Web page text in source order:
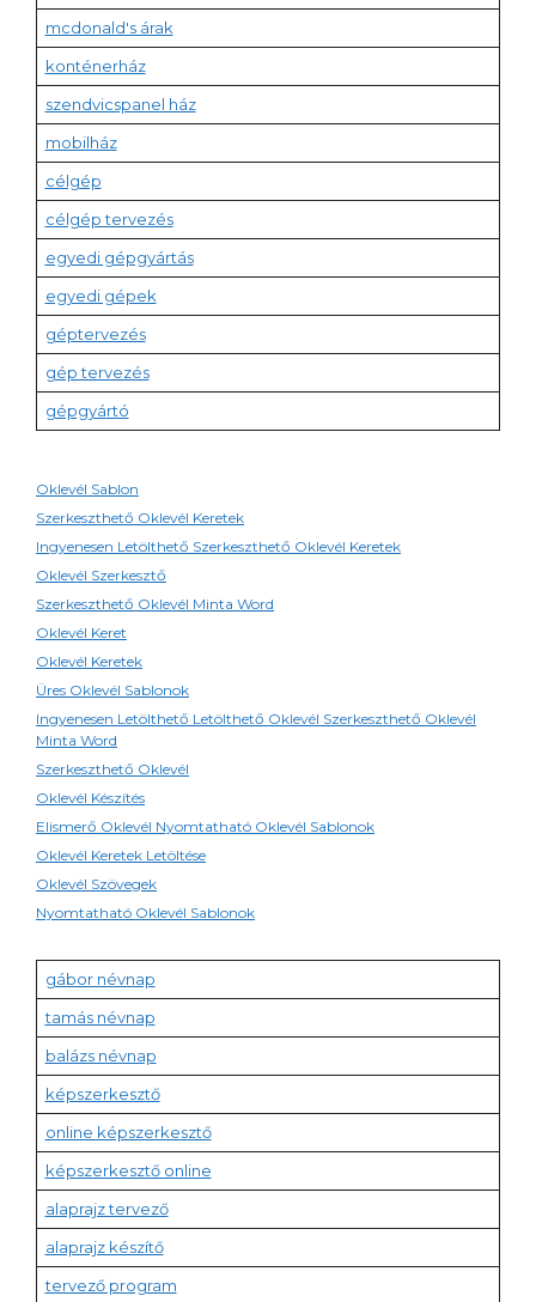
mcdonald's árak
konténerház
szendvicspanel ház
mobilház
célgép
célgép tervezés
egyedi gépgyártás
egyedi gépek
géptervezés
gép tervezés
gépgyártó
Oklevél Sablon
Szerkeszthető Oklevél Keretek
Ingyenesen Letölthető Szerkeszthető Oklevél Keretek
Oklevél Szerkesztő
Szerkeszthető Oklevél Minta Word
Oklevél Keret
Oklevél Keretek
Üres Oklevél Sablonok
Ingyenesen Letölthető Letölthető Oklevél Szerkeszthető Oklevél
Minta Word
Szerkeszthető Oklevél
Oklevél Készítés
Elismerő Oklevél Nyomtatható Oklevél Sablonok
Oklevél Keretek Letöltése
Oklevél Szövegek
Nyomtatható Oklevél Sablonok
gábor névnap
tamás névnap
balázs névnap
képszerkesztő
online képszerkesztő
képszerkesztő online
alaprajz tervező
alaprajz készítő
tervező program